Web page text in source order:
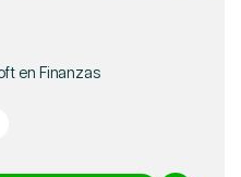
en Finanzas